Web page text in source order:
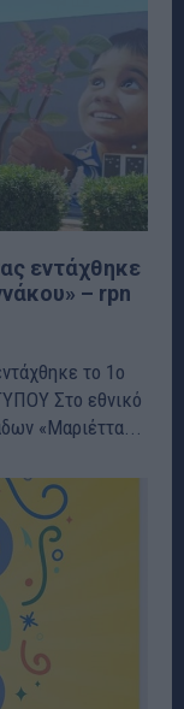
εντάχθηκε
– rpn
το 1ο
«Μαριέττα...